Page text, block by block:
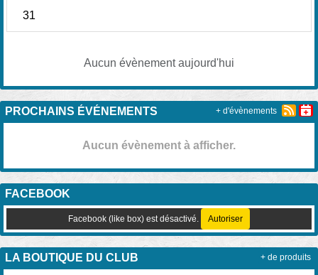
31
Aucun évènement aujourd'hui
PROCHAINS ÉVÉNEMENTS
Aucun évènement à afficher.
+ d'évènements
FACEBOOK
Facebook (like box) est désactivé. Autoriser
LA BOUTIQUE DU CLUB + de produits